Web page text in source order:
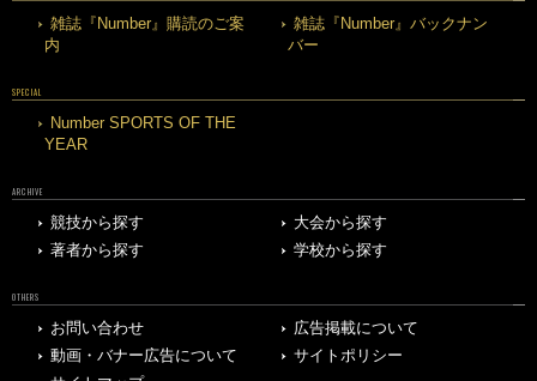
雑誌『Number』購読のご案
内
雑誌『Number』バックナン
バー
SPECIAL
Number SPORTS OF THE
YEAR
ARCHIVE
競技から探す
大会から探す
著者から探す
学校から探す
OTHERS
お問い合わせ
広告掲載について
動画・バナー広告について
サイトポリシー